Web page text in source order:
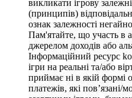
викликати ігрову
(принципів)
ознак залежності
Пам'ятайте, що участь в
джерелом доходів або
Інформаційний ресурс
ігри на реальні та/або
приймає ні в якій формі
платежів, які пов’язані/